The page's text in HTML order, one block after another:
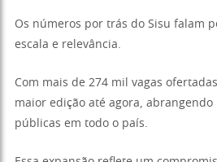
Os números por trás do Sisu falam
escala e relevância.
Com mais de 274 mil vagas
maior edição até agora, abrangendo
públicas em todo o país.